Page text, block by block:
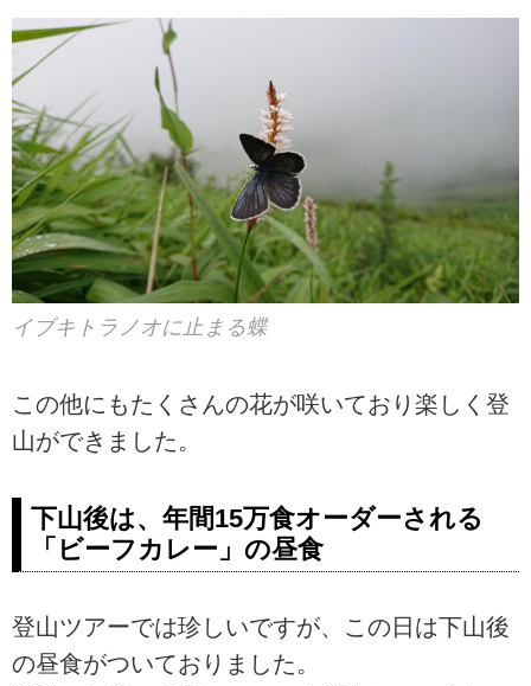
イブキトラノオに止まる蝶
この他にもたくさんの花が咲いており楽しく登
山ができました。
下山後は、年間15万食オーダーされる
「ビーフカレー」の昼食
登山ツアーでは珍しいですが、この日は下山後
の昼食がついておりました。